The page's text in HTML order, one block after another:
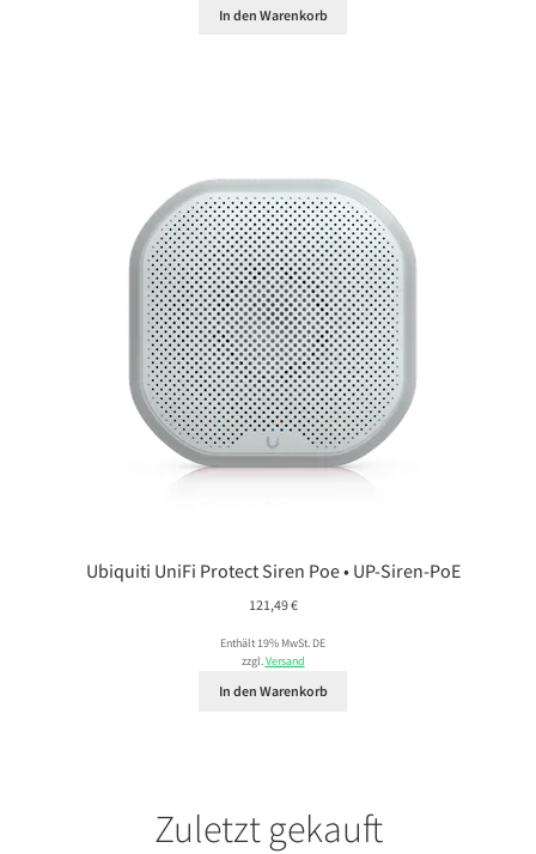
In den Warenkorb
Ubiquiti UniFi Protect Siren Poe • UP-Siren-PoE
121,49€
Enthält 19% MwSt. DE
zzgl.Versand
In den Warenkorb
Zuletzt gekauft